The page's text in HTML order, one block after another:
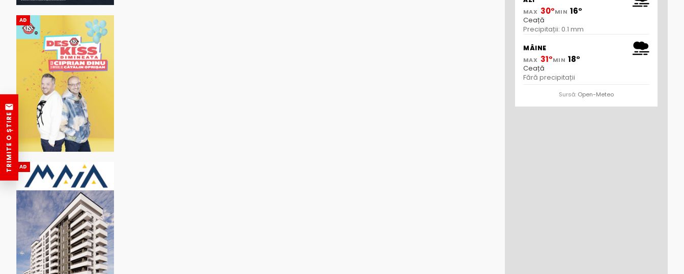
AD
AD
MAX 30°MIN 16°
Ceață
Precipitații: 0.1 mm
MÂINE
MAX 31°MIN 18°
Ceață
Fără precipitații
Sursă: Open-Meteo
TRIMITE O ȘTIRE